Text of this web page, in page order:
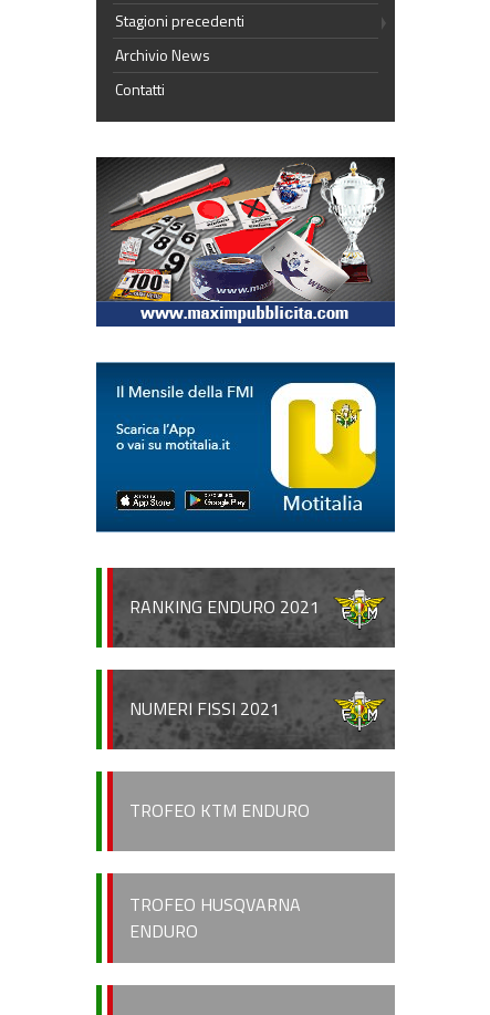
Stagioni precedenti
Archivio News
Contatti
RANKING ENDURO 2021
NUMERI FISSI 2021
TROFEO KTM ENDURO
TROFEO HUSQVARNA
ENDURO